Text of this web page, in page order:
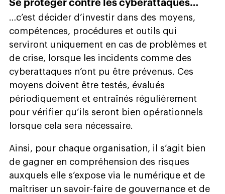
Se protéger contre les cyberattaques…
…c’est décider d’investir dans des moyens,
compétences, procédures et outils qui
serviront uniquement en cas de problèmes et
de crise, lorsque les incidents comme des
cyberattaques n’ont pu être prévenus. Ces
moyens doivent être testés, évalués
périodiquement et entraînés régulièrement
pour vérifier qu’ils seront bien opérationnels
lorsque cela sera nécessaire.
Ainsi, pour chaque organisation, il s’agit bien
de gagner en compréhension des risques
auxquels elle s’expose via le numérique et de
maîtriser un savoir-faire de gouvernance et de